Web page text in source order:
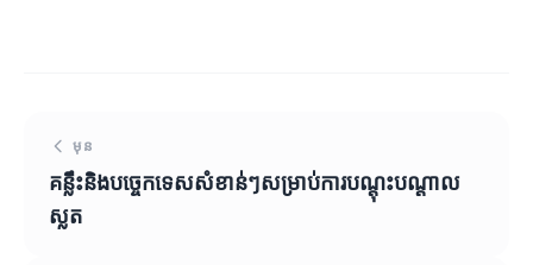
មុន
គន្លឹះនិងបច្ចេកទេសសំខាន់ៗសម្រាប់ការបណ្តុះបណ្តាល
ស្លត